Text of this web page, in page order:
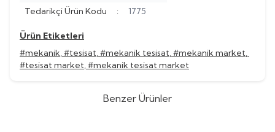
Tedarikçi Ürün Kodu
: 1775
Ürün Etiketleri
#mekanik,#tesisat,#mekanik tesisat,#mekanik market,
#tesisat market,#mekanik tesisat market
Benzer Ürünler